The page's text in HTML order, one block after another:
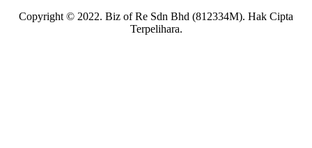
Copyright © 2022. Biz of Re Sdn Bhd (812334M). Hak Cipta
Terpelihara.